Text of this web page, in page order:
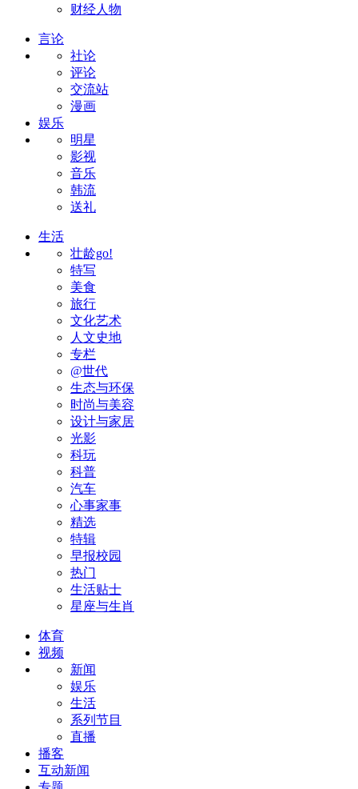
财经人物
言论
社论
评论
交流站
漫画
娱乐
明星
影视
音乐
韩流
送礼
生活
壮龄go!
特写
美食
旅行
文化艺术
人文史地
专栏
@世代
生态与环保
时尚与美容
设计与家居
光影
科玩
科普
汽车
心事家事
精选
特辑
早报校园
热门
生活贴士
星座与生肖
体育
视频
新闻
娱乐
生活
系列节目
直播
播客
互动新闻